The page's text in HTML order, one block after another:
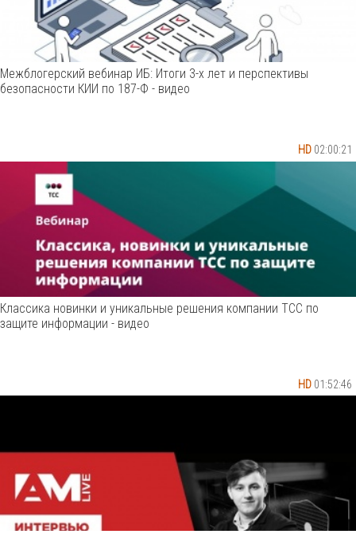
HD 02:00:21
Межблогерский вебинар ИБ: Итоги 3-х лет и перспективы
безопасности КИИ по 187-Ф - видео
HD 01:52:46
Классика новинки и уникальные решения компании ТСС по
защите информации - видео